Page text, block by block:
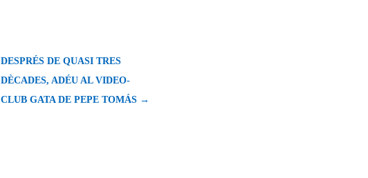
DESPRÉS DE QUASI TRES
DÈCADES, ADÉU AL VIDEO-
CLUB GATA DE PEPE TOMÁS →